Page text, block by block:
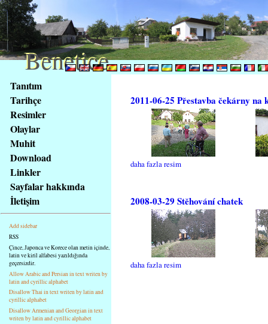
obsah
stránky
Klávesové
zkratky
tomto
webu
základní
Hlavní
strana
Tanıtım
Tarihçe
Resimler
Olaylar
Muhit
Download
Linkler
Sayfalar hakkında
İletişim
Add sidebar
RSS
Çince, Japonca ve Korece olan metin içinde,
latin ve kiril alfabesi yazıldığında
geçersizdir.
Allow Arabic and Persian in text writen by
latin and cyrillic alphabet
Disallow Thai in text writen by latin and
cyrillic alphabet
Disallow Armenian and Georgian in text
writen by latin and cyrillic alphabet
2011-06-25 Přestavba čekárny
daha fazla resim
2008-03-29 Stěhování chatek
daha fazla resim
Benetice
Benetice